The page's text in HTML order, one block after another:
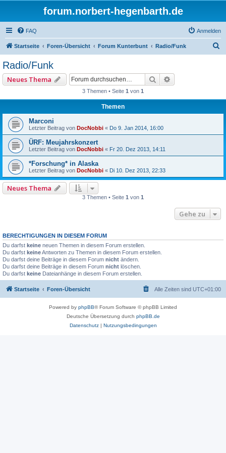
forum.norbert-hegenbarth.de
FAQ Anmelden
Startseite Foren-Übersicht Forum Kunterbunt Radio/Funk
Radio/Funk
Neues Thema Suche
3 Themen • Seite 1 von 1
Themen
Marconi
Letzter Beitrag von DocNobbi « Do 9. Jan 2014, 16:00
ÜRF: Meujahrskonzert
Letzter Beitrag von DocNobbi « Fr 20. Dez 2013, 14:11
*Forschung* in Alaska
Letzter Beitrag von DocNobbi « Di 10. Dez 2013, 22:33
Neues Thema
3 Themen • Seite 1 von 1
Gehe zu
BERECHTIGUNGEN IN DIESEM FORUM
Du darfst keine neuen Themen in diesem Forum erstellen.
Du darfst keineAntworten zu Themen in diesem Forum erstellen.
Du darfst deine Beiträge in diesem Forum nicht ändern.
Du darfst deine Beiträge in diesem Forum nicht löschen.
Du darfst keine Dateianhänge in diesem Forum erstellen.
Startseite Foren-Übersicht Alle Zeiten sind UTC+01:00
Powered by phpBB® Forum Software © phpBB Limited
Deutsche Übersetzung durch phpBB.de
Datenschutz| Nutzungsbedingungen